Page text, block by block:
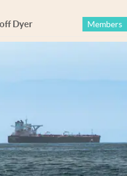
Dyer Members